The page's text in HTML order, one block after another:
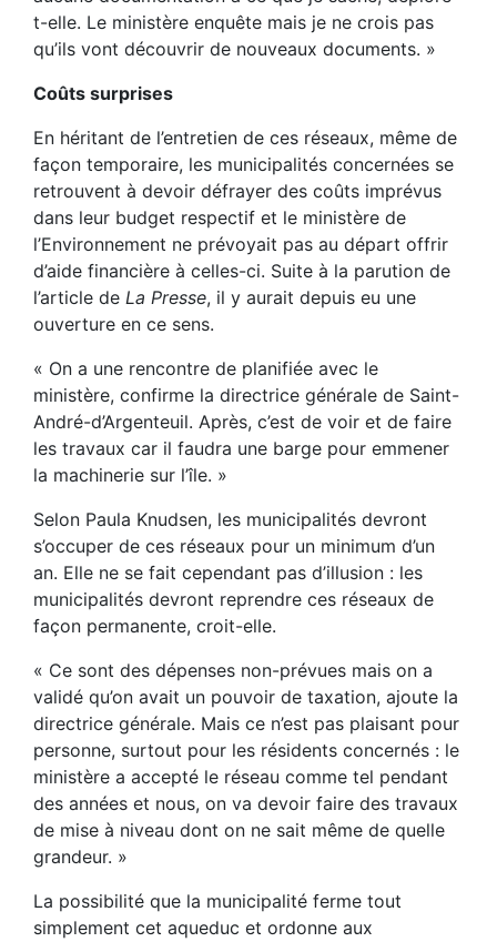
t-elle. Le ministère enquête mais je ne crois pas
qu’ils vont découvrir de nouveaux documents. »
Coûts surprises
En héritant de l’entretien de ces réseaux, même de
façon temporaire, les municipalités concernées se
retrouvent à devoir défrayer des coûts imprévus
dans leur budget respectif et le ministère de
l’Environnement ne prévoyait pas au départ offrir
d’aide financière à celles-ci. Suite à la parution de
l’article de La Presse, il y aurait depuis eu une
ouverture en ce sens.
« On a une rencontre de planifiée avec le
ministère, confirme la directrice générale de Saint-
André-d’Argenteuil. Après, c’est de voir et de faire
les travaux car il faudra une barge pour emmener
la machinerie sur l’île. »
Selon Paula Knudsen, les municipalités devront
s’occuper de ces réseaux pour un minimum d’un
an. Elle ne se fait cependant pas d’illusion : les
municipalités devront reprendre ces réseaux de
façon permanente, croit-elle.
« Ce sont des dépenses non-prévues mais on a
validé qu’on avait un pouvoir de taxation, ajoute la
directrice générale. Mais ce n’est pas plaisant pour
personne, surtout pour les résidents concernés : le
ministère a accepté le réseau comme tel pendant
des années et nous, on va devoir faire des travaux
de mise à niveau dont on ne sait même de quelle
grandeur. »
La possibilité que la municipalité ferme tout
simplement cet aqueduc et ordonne aux